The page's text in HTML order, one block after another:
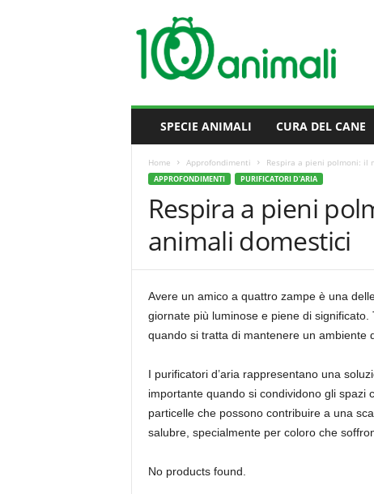
SPECIE ANIMALI CURA DEL CANE
Home Approfondimenti Respira a pieni polmoni: il
APPROFONDIMENTI PURIFICATORI D'ARIA
Respira a pieni
animali domestici
Avere un amico a quattro zampe è una
giornate più luminose e piene di
quando si tratta di mantenere un ambiente
I purificatori d’aria rappresentano una
importante quando si condividono gli spazi
particelle che possono contribuire a una
salubre, specialmente per coloro che
No products found.